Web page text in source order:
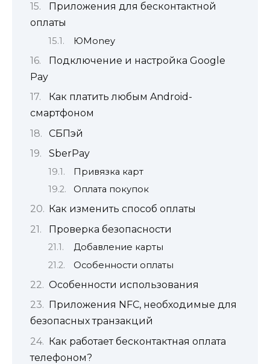
Приложения для бесконтактной
оплаты
ЮMoney
Подключение и настройка Google
Pay
Как платить любым Android-
смартфоном
СБПэй
SberPay
Привязка карт
Оплата покупок
Как изменить способ оплаты
Проверка безопасности
Добавление карты
Особенности оплаты
Особенности использования
Приложения NFC, необходимые для
безопасных транзакций
Как работает бесконтактная оплата
телефоном?